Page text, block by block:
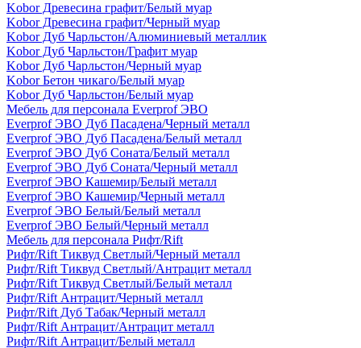
Kobor Древесина графит/Белый муар
Kobor Древесина графит/Черный муар
Kobor Дуб Чарльстон/Алюминиевый металлик
Kobor Дуб Чарльстон/Графит муар
Kobor Дуб Чарльстон/Черный муар
Kobor Бетон чикаго/Белый муар
Kobor Дуб Чарльстон/Белый муар
Мебель для персонала Everprof ЭВО
Everprof ЭВО Дуб Пасадена/Черный металл
Everprof ЭВО Дуб Пасадена/Белый металл
Everprof ЭВО Дуб Соната/Белый металл
Everprof ЭВО Дуб Соната/Черный металл
Everprof ЭВО Кашемир/Белый металл
Everprof ЭВО Кашемир/Черный металл
Everprof ЭВО Белый/Белый металл
Everprof ЭВО Белый/Черный металл
Мебель для персонала Рифт/Rift
Рифт/Rift Тиквуд Светлый/Черный металл
Рифт/Rift Тиквуд Светлый/Антрацит металл
Рифт/Rift Тиквуд Светлый/Белый металл
Рифт/Rift Антрацит/Черный металл
Рифт/Rift Дуб Табак/Черный металл
Рифт/Rift Антрацит/Антрацит металл
Рифт/Rift Антрацит/Белый металл